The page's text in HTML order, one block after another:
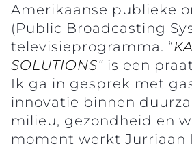
Amerikaanse publieke
(Public Broadcasting
televisieprogramma. “
SOLUTIONS“ is een
Ik ga in gesprek met
innovatie binnen
milieu, gezondheid en
moment werkt Jurriaan